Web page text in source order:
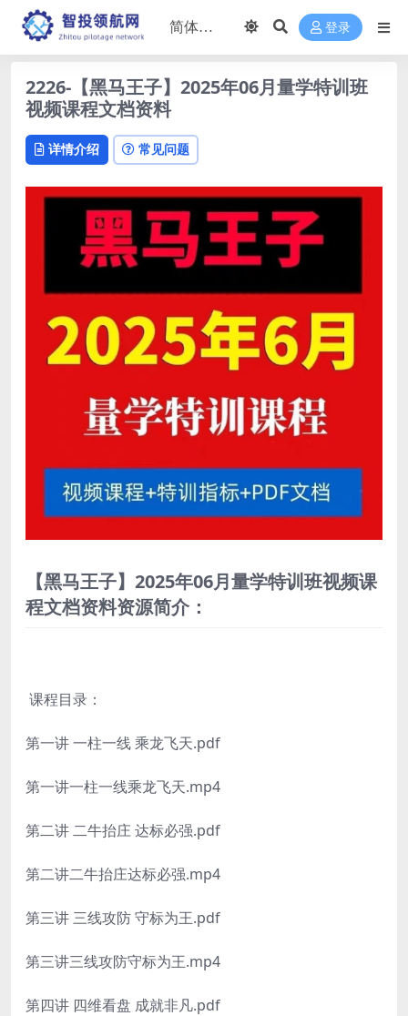
登录
2226-【黑马王子】2025年06月量学特训班
视频课程文档资料
详情介绍 常见问题
【黑马王子】2025年06月量学特训班视频课
程文档资料资源简介：
课程目录：
第一讲 一柱一线 乘龙飞天.pdf
第一讲一柱一线乘龙飞天.mp4
第二讲 二牛抬庄 达标必强.pdf
第二讲二牛抬庄达标必强.mp4
第三讲 三线攻防 守标为王.pdf
第三讲三线攻防守标为王.mp4
第四讲 四维看盘 成就非凡.pdf